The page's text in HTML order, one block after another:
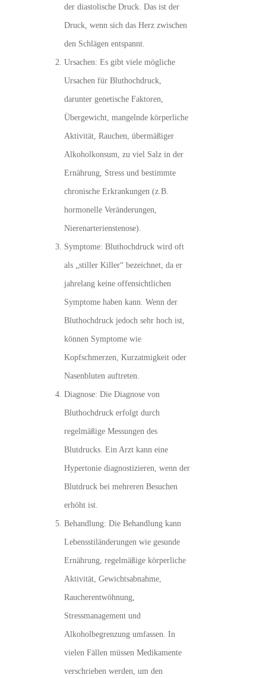
der diastolische Druck. Das ist der
Druck, wenn sich das Herz zwischen
den Schlägen entspannt.
Ursachen: Es gibt viele mögliche
Ursachen für Bluthochdruck,
darunter genetische Faktoren,
Übergewicht, mangelnde körperliche
Aktivität, Rauchen, übermäßiger
Alkoholkonsum, zu viel Salz in der
Ernährung, Stress und bestimmte
chronische Erkrankungen (z.B.
hormonelle Veränderungen,
Nierenarterienstenose).
Symptome: Bluthochdruck wird oft
als „stiller Killer“ bezeichnet, da er
jahrelang keine offensichtlichen
Symptome haben kann. Wenn der
Bluthochdruck jedoch sehr hoch ist,
können Symptome wie
Kopfschmerzen, Kurzatmigkeit oder
Nasenbluten auftreten.
Diagnose: Die Diagnose von
Bluthochdruck erfolgt durch
regelmäßige Messungen des
Blutdrucks. Ein Arzt kann eine
Hypertonie diagnostizieren, wenn der
Blutdruck bei mehreren Besuchen
erhöht ist.
Behandlung: Die Behandlung kann
Lebensstiländerungen wie gesunde
Ernährung, regelmäßige körperliche
Aktivität, Gewichtsabnahme,
Raucherentwöhnung,
Stressmanagement und
Alkoholbegrenzung umfassen. In
vielen Fällen müssen Medikamente
verschrieben werden, um den